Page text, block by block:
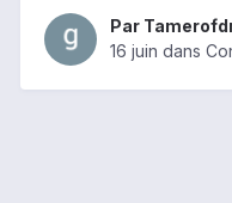
Par
16 juin dans